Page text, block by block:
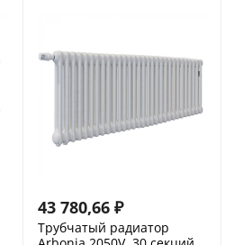
43 780,66 ₽
Трубчатый радиатор